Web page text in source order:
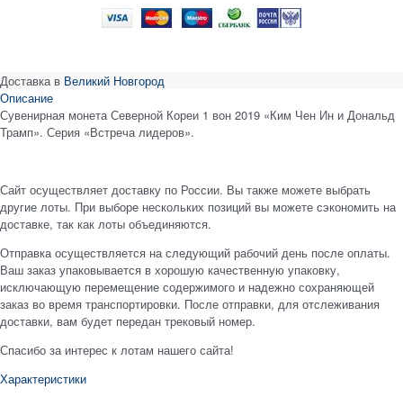
Доставка в Великий Новгород
Описание
Сувенирная монета Северной Кореи 1 вон 2019 «Ким Чен Ин и Дональд
Трамп». Серия «Встреча лидеров».
Сайт осуществляет доставку по России. Вы также можете выбрать
другие лоты. При выборе нескольких позиций вы можете сэкономить на
доставке, так как лоты объединяются.
Отправка осуществляется на следующий рабочий день после оплаты.
Ваш заказ упаковывается в хорошую качественную упаковку,
исключающую перемещение содержимого и надежно сохраняющей
заказ во время транспортировки. После отправки, для отслеживания
доставки, вам будет передан трековый номер.
Спасибо за интерес к лотам нашего сайта!
Характеристики